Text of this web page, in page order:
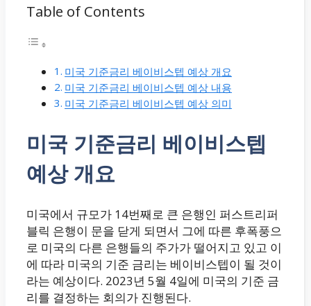
Table of Contents
미국 기준금리 베이비스텝 예상 개요
미국 기준금리 베이비스텝 예상 내용
미국 기준금리 베이비스텝 예상 의미
미국 기준금리 베이비스텝
예상 개요
미국에서 규모가 14번째로 큰 은행인 퍼스트리퍼
블릭 은행이 문을 닫게 되면서 그에 따른 후폭풍으
로 미국의 다른 은행들의 주가가 떨어지고 있고 이
에 따라 미국의 기준 금리는 베이비스텝이 될 것이
라는 예상이다. 2023년 5월 4일에 미국의 기준 금
리를 결정하는 회의가 진행된다.